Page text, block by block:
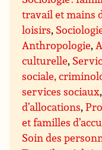
travail et mains
loisirs,
Anthropologie,
culturelle,
sociale,
services sociaux
d’allocations,
et familles
Soin des